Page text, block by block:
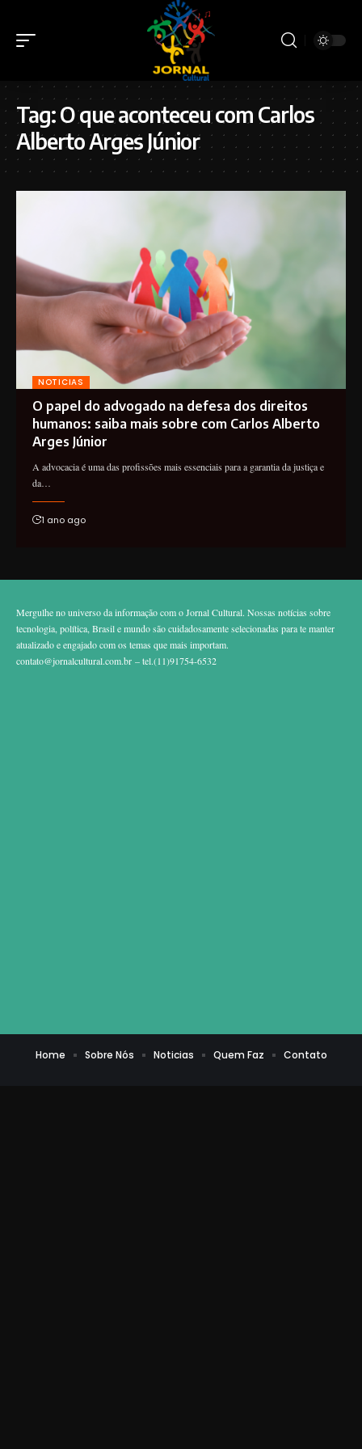
Tag:O que aconteceu com Carlos
Alberto Arges Júnior
NOTICIAS
O papel do advogado na defesa dos direitos
humanos: saiba mais sobre com Carlos Alberto
Arges Júnior
A advocacia é uma das profissões mais essenciais para a garantia da justiça e
da…
1 ano ago
Mergulhe no universo da informação com o Jornal Cultural. Nossas notícias sobre
tecnologia, política, Brasil e mundo são cuidadosamente selecionadas para te manter
atualizado e engajado com os temas que mais importam.
contato@jornalcultural.com.br – tel.(11)91754-6532
Home Sobre Nós Noticias Quem Faz Contato